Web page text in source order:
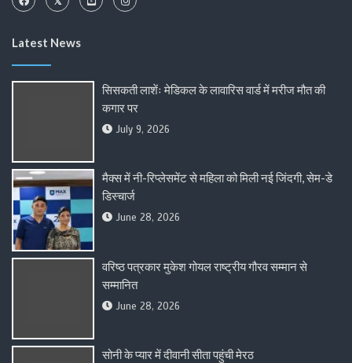
Latest News
सिसकती लाशेंः मेडिकल के लावारिस वार्ड में मरीज मौत की
कगार पर
July 9, 2026
मैक्स में नी-रिप्लेसमेंट से महिला को मिली नई जिंदगी, सेम-डे
डिस्चार्ज
June 28, 2026
वरिष्ठ पत्रकार मुकेश गोयल राष्ट्रीय गौरव सम्मान से
सम्मानित
June 28, 2026
सोनी के प्यार में दीवानी सीता पहुंची मेरठ